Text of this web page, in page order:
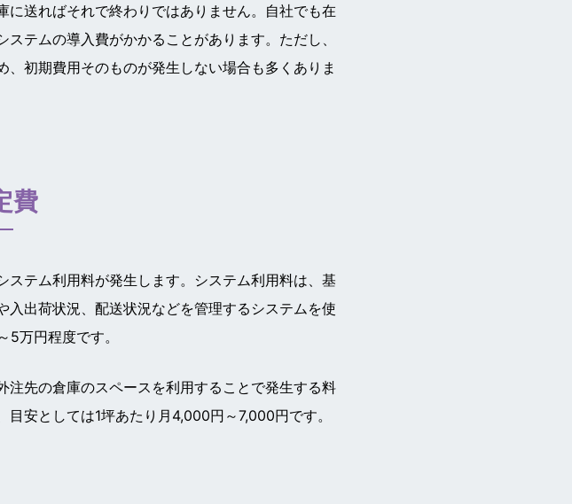
送ればそれで終わりではありません。自社でも在
テムの導入費がかかることがあります。ただし、
初期費用そのものが発生しない場合も多くありま
費
テム利用料が発生します。システム利用料は、基
出荷状況、配送状況などを管理するシステムを使
万円程度です。
先の倉庫のスペースを利用することで発生する料
安としては1坪あたり月4,000円～7,000円です。